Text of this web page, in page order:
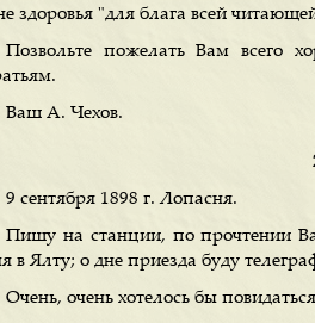
здоровья "для блага всей
Позвольте пожелать Вам всего
Ваш А. Чехов.
9 сентября 1898 г. Лопасня.
Пишу на станции, по прочтении
в Ялту; о дне приезда буду
Очень, очень хотелось бы